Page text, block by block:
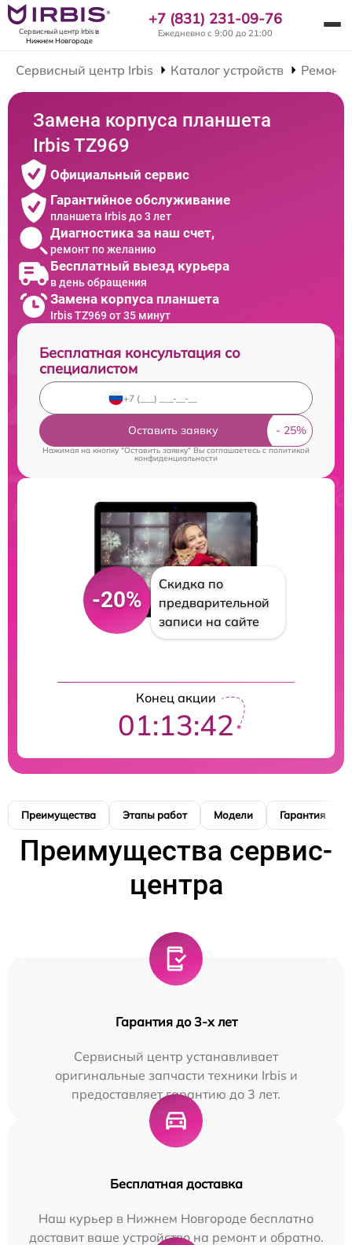
Сервисный центр Irbisв
Нижнем Новгороде
+7 (831) 231-09-76
Ежедневно с 9:00 до 21:00
Сервисный центр Irbis Каталог устройств Ремонт
Замена корпуса планшета
Irbis TZ969
Официальный сервис
Гарантийное обслуживание
планшета Irbis до 3 лет
Диагностика за наш счет,
ремонт по желанию
Бесплатный выезд курьера
в день обращения
Замена корпуса планшета
Irbis TZ969 от 35 минут
Бесплатная консультация со
специалистом
Оставить заявку
Нажимая на кнопку "Оставить заявку" Вы соглашаетесь c политикой
конфиденциальности
-20%
Скидка по
предварительной
записи на сайте
Конец акции
01:13:41
Преимущества Этапы работ Модели Гарантия
Преимущества сервис-
центра
Гарантия до 3-х лет
Сервисный центр устанавливает
оригинальные запчасти техники Irbis и
предоставляет гарантию до 3 лет.
Бесплатная доставка
Наш курьер в Нижнем Новгороде бесплатно
доставит ваше устройство на ремонт и обратно.